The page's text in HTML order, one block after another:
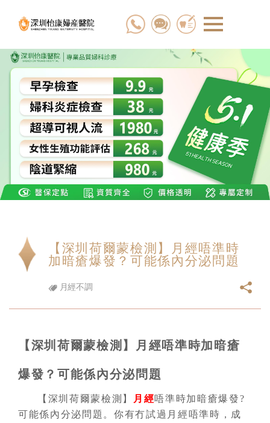
【深圳荷爾蒙檢測】月經唔準時
加暗瘡爆發？可能係內分泌問題
月經不調
【深圳荷爾蒙檢測】月經唔準時加暗瘡
爆發？可能係內分泌問題
【深圳荷爾蒙檢測】 月經唔準時加暗瘡爆發?
可能係內分泌問題。你有冇試過月經唔準時，成